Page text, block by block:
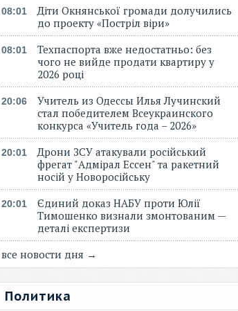
08:01
Діти Окнянської громади долучились
до проекту «Постріл віри»
08:01
Техпаспорта вже недостатньо: без
чого не вийде продати квартиру у
2026 році
20:06
Учитель из Одессы Илья Лучинский
стал победителем Всеукраинского
конкурса «Учитель года – 2026»
20:01
Дрони ЗСУ атакували російський
фрегат "Адмірал Ессен" та ракетний
носій у Новоросійську
20:01
Єдиний доказ НАБУ проти Юлії
Тимошенко визнали змонтованим —
деталі експертизи
все новости дня →
Политика